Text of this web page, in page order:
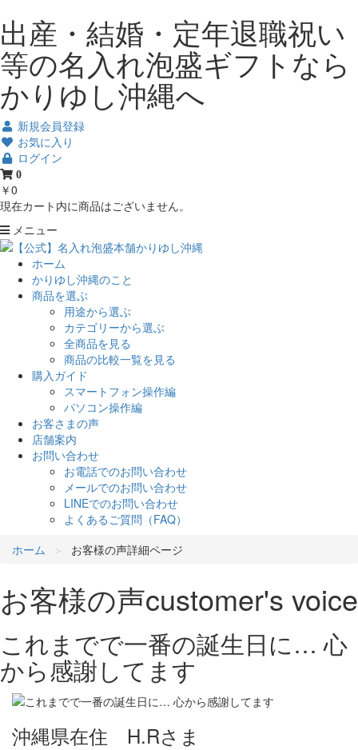
出産・結婚・定年退職祝い
等の名入れ泡盛ギフトなら
かりゆし沖縄へ
新規会員登録
お気に入り
ログイン
0
￥0
現在カート内に商品はございません。
メニュー
ホーム
かりゆし沖縄のこと
商品を選ぶ
用途から選ぶ
カテゴリーから選ぶ
全商品を見る
商品の比較一覧を見る
購入ガイド
スマートフォン操作編
パソコン操作編
お客さまの声
店舗案内
お問い合わせ
お電話でのお問い合わせ
メールでのお問い合わせ
LINEでのお問い合わせ
よくあるご質問（FAQ）
ホーム
お客様の声詳細ページ
お客様の声customer's voice
これまでで一番の誕生日に… 心
から感謝してます
沖縄県在住 H.Rさま